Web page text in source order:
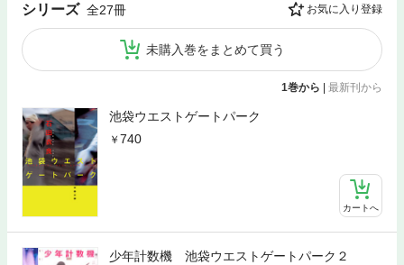
シリーズ 全27冊 お気に入り登録
未購入巻をまとめて買う
1巻から | 最新刊から
池袋ウエストゲートパーク
740
カートへ
少年計数機 池袋ウエストゲートパーク２